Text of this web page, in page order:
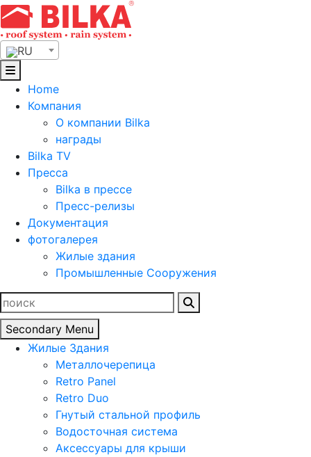
Skip
to
content
RU
Home
Компания
О компании Bilka
награды
Bilka TV
Пресса
Bilka в прессе
Пресс-релизы
Документация
фотогалерея
Жилые здания
Промышленные Сооружения
Найти:
Secondary Menu
Жилые Здания
Металлочерепица
Retro Panel
Retro Duo
Гнутый стальной профиль
Водосточная система
Аксессуары для крыши